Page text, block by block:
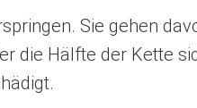
Sie gehen
die Hälfte der Kette